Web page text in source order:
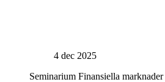
4 dec 2025
Seminarium Finansiella marknader